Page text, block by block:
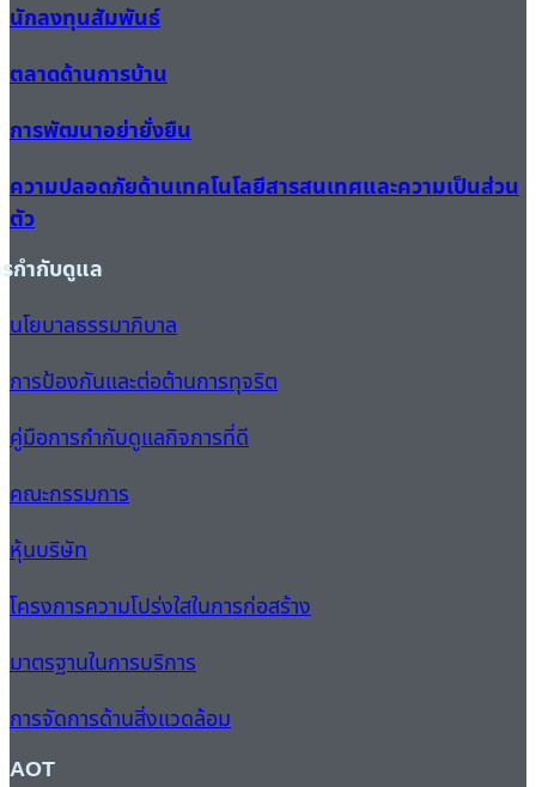
นักลงทุนสัมพันธ์
ตลาดด้านการบ้าน
การพัฒนาอย่ายั่งยืน
ความปลอดภัยด้านเทคโนโลยีสารสนเทศและความเป็นส่วน
ตัว
กำกับดูแล
นโยบาลธรรมาภิบาล
การป้องกันและต่อต้านการทุจริต
คู่มือการกำกับดูแลกิจการที่ดี
คณะกรรมการ
หุ้นบริษัท
โครงการความโปร่งใสในการก่อสร้าง
มาตรฐานในการบริการ
การจัดการด้านสิ่งแวดล้อม
AOT